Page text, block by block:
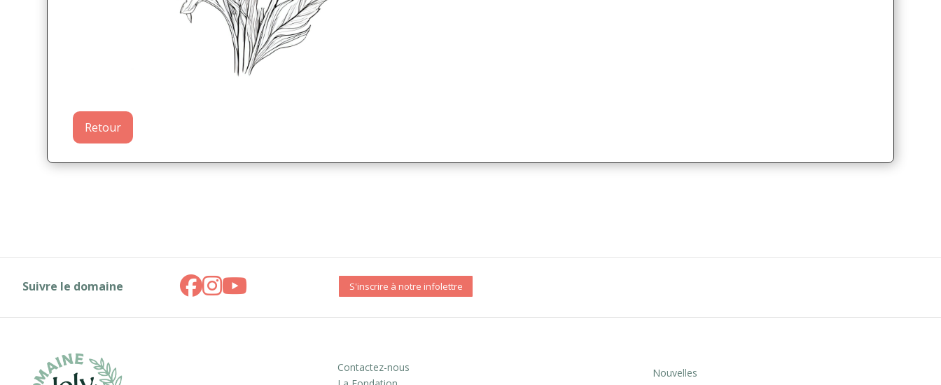
Retour
Suivre le domaine S'inscrire à notre infolettre
Contactez-nous
Nouvelles